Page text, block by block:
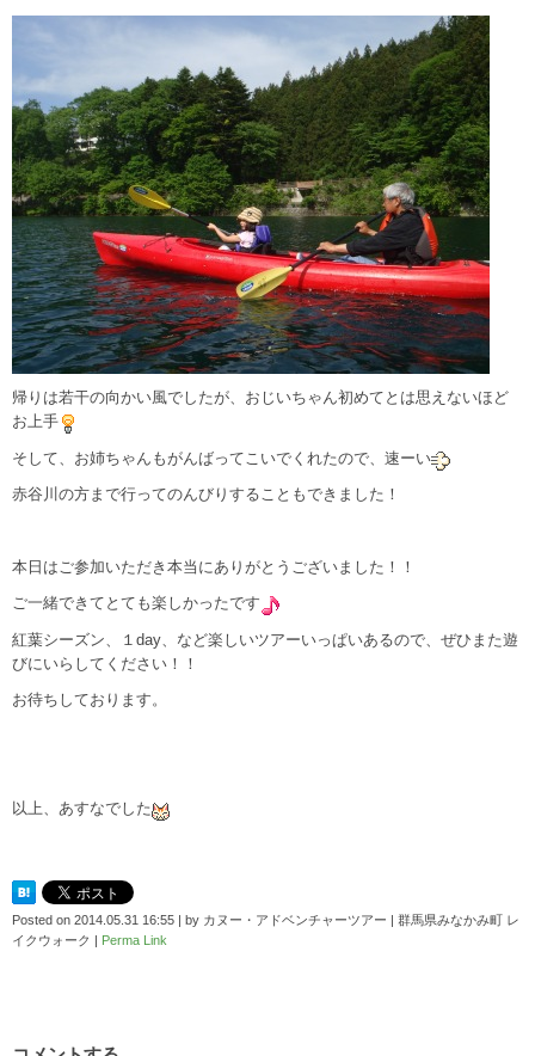
帰りは若干の向かい風でしたが、おじいちゃん初めてとは思えないほど
お上手
そして、お姉ちゃんもがんばってこいでくれたので、速ーい
赤谷川の方まで行ってのんびりすることもできました！
本日はご参加いただき本当にありがとうございました！！
ご一緒できてとても楽しかったです
紅葉シーズン、１day、など楽しいツアーいっぱいあるので、ぜひまた遊
びにいらしてください！！
お待ちしております。
以上、あすなでした
Posted on 2014.05.31 16:55 | by カヌー・アドベンチャーツアー | 群馬県みなかみ町 レ
イクウォーク | Perma Link